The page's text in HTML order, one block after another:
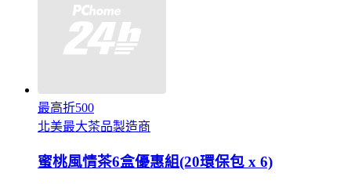
最高折500
北美最大茶品製造商
蜜桃風情茶6盒優惠組(20環保包 x 6)